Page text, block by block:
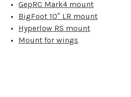
GepRC Mark4 mount
BigFoot 10″ LR mount
Hyperlow RS mount
Mount for wings